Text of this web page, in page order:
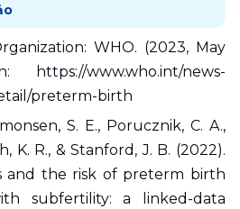
WHO. (2023, May
https://www.who.int/news-
preterm-birth
S. E., Porucznik, C. A.,
K. R., & Stanford, J. B. (2022).
and the risk of preterm birth
subfertility: a linked-data